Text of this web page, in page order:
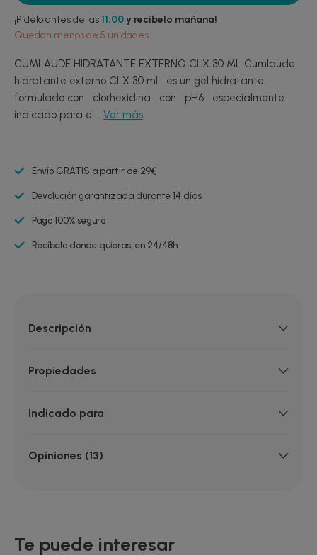
¡Pídelo antes de las 11:00y recíbelo mañana!
Quedan menos de 5 unidades
CUMLAUDE HIDRATANTE EXTERNO CLX 30 ML Cumlaude
hidratante externo CLX 30 ml es un gel hidratante
formulado con clorhexidina con pH6 especialmente
indicado para el... Ver más
Envío GRATIS a partir de 29€
Devolución garantizada durante 14 días
Pago 100% seguro
Recíbelo donde quieras, en 24/48h
Descripción
Propiedades
Indicado para
Opiniones (13)
Te puede interesar